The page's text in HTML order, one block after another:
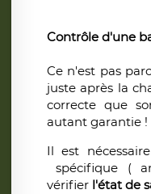
Contrôle d'une
Ce n'est pas
juste après la
correcte que
autant garantie !
Il est
spécifique (
vérifier l'état de